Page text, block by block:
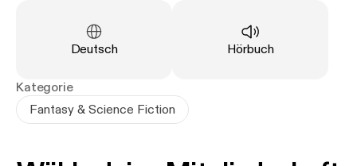
zugrinsen? Am besten dem Mädchen von
gegenüber, das einem total egal ist. Dass er und
katapultiert werden, war von Quinn so allerdings
nicht geplant. Und noch viel weniger, sich
unsterblich zu verlieben ...
Jasna Fritzi Bauer und Timmo Niesner leihen
Sprache:
Deutsch Art:
Hörbuch
Kategorie
Fantasy & Science Fiction